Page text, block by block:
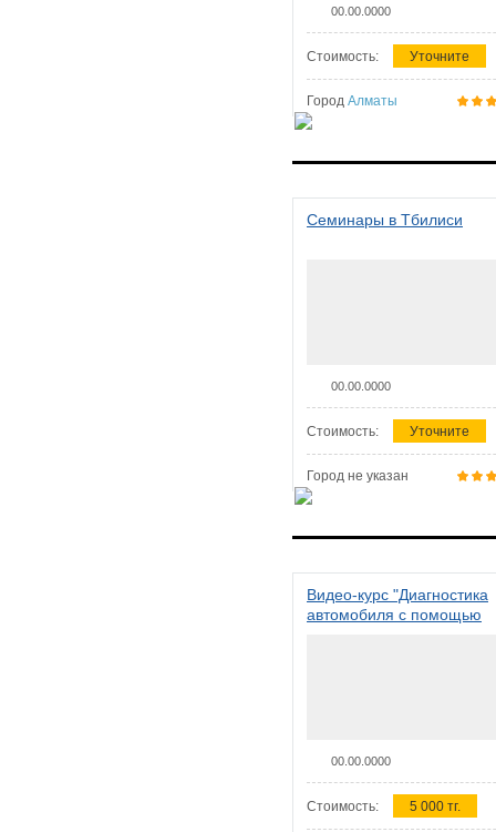
00.00.0000
Стоимость: Уточните
Город Алматы
Семинары в Тбилиси
00.00.0000
Стоимость: Уточните
Город не указан
Видео-курс "Диагностика
автомобиля с помощью
00.00.0000
Стоимость: 5 000 тг.